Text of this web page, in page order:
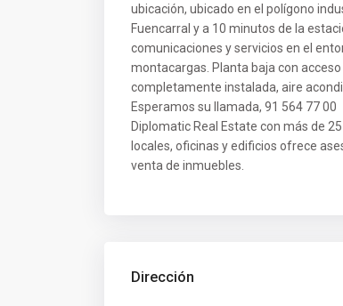
ubicación, ubicado en el polígono
Fuencarral y a 10 minutos de la
comunicaciones y servicios en el
montacargas. Planta baja con
completamente instalada, aire
Esperamos su llamada, 91 564 77 00
Diplomatic Real Estate con más de
locales, oficinas y edificios ofrece
venta de inmuebles.
Dirección